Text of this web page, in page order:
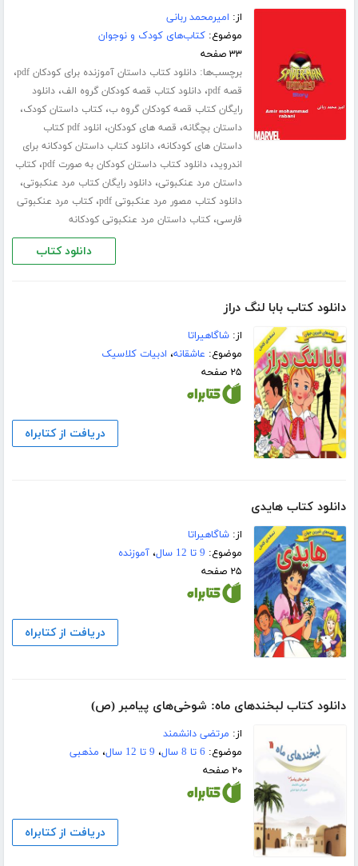
از: امیرمحمد ربانی
موضوع:کتاب‌های کودک و نوجوان
۳۳ صفحه
برچسب‌ها:دانلود کتاب داستان آموزنده برای کودکان pdf ،
قصه pdf ،دانلود کتاب قصه کودکان گروه الف،دانلود
رایگان کتاب قصه کودکان گروه ب،کتاب داستان کودک،
داستان بچگانه، قصه های کودکان،
انلود pdf کتاب
داستان های کودکانه،دانلود کتاب داستان کودکانه برای
اندروید،دانلود کتاب داستان کودکان به صورت pdf ،کتاب
داستان مرد عنکبوتی،دانلود رایگان کتاب مرد عنکبوتی،
دانلود کتاب مصور مرد عنکبوتی pdf ،کتاب مرد عنکبوتی
فارسی،کتاب داستان مرد عنکبوتی کودکانه
دانلود کتاب
دانلود کتاب بابا لنگ دراز
از:شاگاهیراتا
موضوع: عاشقانه، ادبیات کلاسیک
۲۵ صفحه
دریافت از کتابراه
دانلود کتاب هایدی
از:شاگاهیراتا
موضوع: 9 تا 12 سال ،آموزنده
۲۵ صفحه
دریافت از کتابراه
دانلود کتاب لبخندهای ماه: شوخی‌های پیامبر (ص)
از: مرتضی دانشمند
موضوع: 6 تا 8 سال ، 9 تا 12 سال ، مذهبی
۲۰ صفحه
دریافت از کتابراه